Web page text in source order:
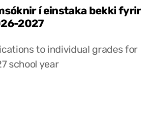
í einstaka bekki fyrir
2027
to individual grades for
school year